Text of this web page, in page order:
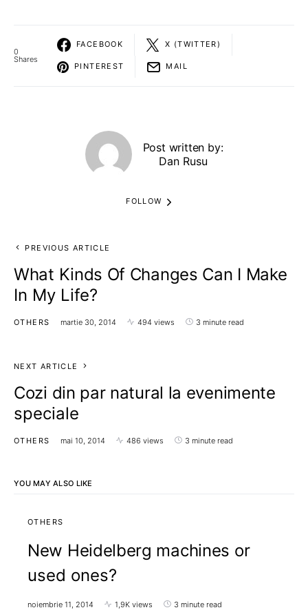
0
Shares
FACEBOOK X (TWITTER)
PINTEREST MAIL
Post written by:
Dan Rusu
FOLLOW
PREVIOUS ARTICLE
What Kinds Of Changes Can I Make
In My Life?
OTHERS martie 30, 2014 494 views 3 minute read
NEXT ARTICLE
Cozi din par natural la evenimente
speciale
OTHERS mai 10, 2014 486 views 3 minute read
YOU MAY ALSO LIKE
OTHERS
New Heidelberg machines or
used ones?
noiembrie 11, 2014 1,9K views 3 minute read